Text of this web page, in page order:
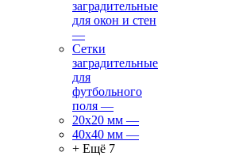
заградительные
для окон и стен
—
Сетки
заградительные
для
футбольного
поля —
20х20 мм —
40х40 мм —
+ Ещё 7